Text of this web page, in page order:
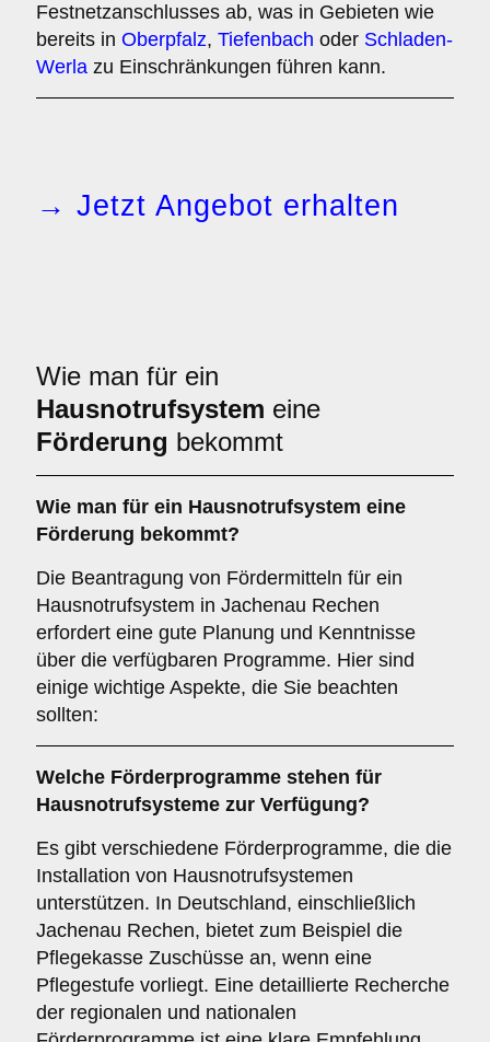
Festnetzanschlusses ab, was in Gebieten wie
bereits in Oberpfalz, Tiefenbach oder Schladen-
Werla zu Einschränkungen führen kann.
→ Jetzt Angebot erhalten
Wie man für ein
Hausnotrufsystem eine
Förderung bekommt
Wie man für ein Hausnotrufsystem eine
Förderung bekommt?
Die Beantragung von Fördermitteln für ein
Hausnotrufsystem in Jachenau Rechen
erfordert eine gute Planung und Kenntnisse
über die verfügbaren Programme. Hier sind
einige wichtige Aspekte, die Sie beachten
sollten:
Welche Förderprogramme stehen für
Hausnotrufsysteme zur Verfügung?
Es gibt verschiedene Förderprogramme, die die
Installation von Hausnotrufsystemen
unterstützen. In Deutschland, einschließlich
Jachenau Rechen, bietet zum Beispiel die
Pflegekasse Zuschüsse an, wenn eine
Pflegestufe vorliegt. Eine detaillierte Recherche
der regionalen und nationalen